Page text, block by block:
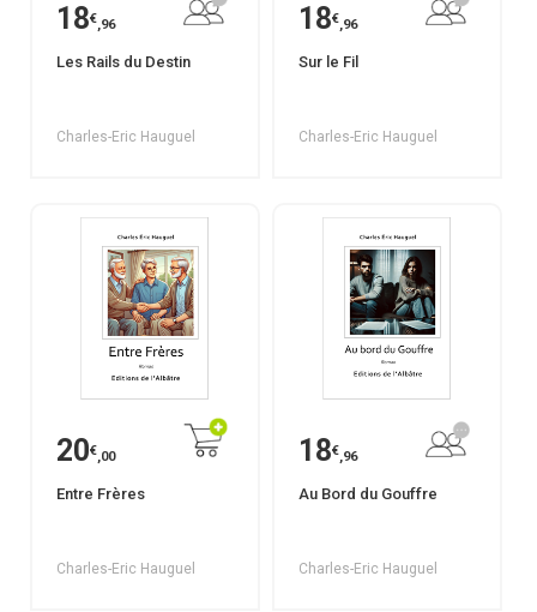
18€,96
Les Rails du Destin
Charles-Eric Hauguel
18€,96
Sur le Fil
Charles-Eric Hauguel
20€,00
Entre Frères
Charles-Eric Hauguel
18€,96
Au Bord du Gouffre
Charles-Eric Hauguel